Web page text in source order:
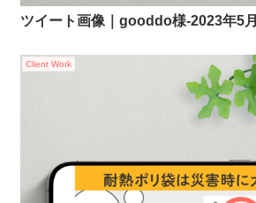
ツイート画像｜gooddo様-2023年5月
Client Work